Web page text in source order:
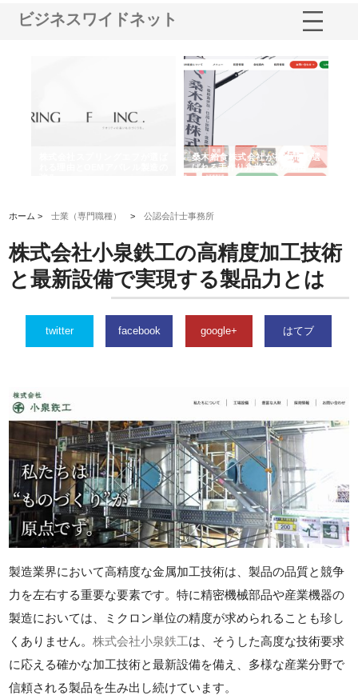
ビジネスワイドネット
桑木給食株式会社が福山市で選
ばれる手作り弁当配達の理由
ホーム >士業（専門職種） >公認会計士事務所
株式会社小泉鉄工の高精度加工技術
と最新設備で実現する製品力とは
twitter facebook google+ はてブ
製造業界において高精度な金属加工技術は、製品の品質と競争
力を左右する重要な要素です。特に精密機械部品や産業機器の
製造においては、ミクロン単位の精度が求められることも珍し
くありません。株式会社小泉鉄工は、そうした高度な技術要求
に応える確かな加工技術と最新設備を備え、多様な産業分野で
信頼される製品を生み出し続けています。